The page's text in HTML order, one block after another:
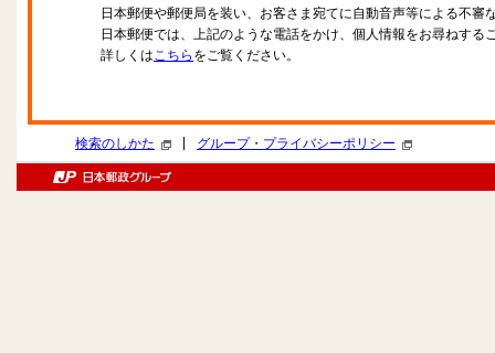
日本郵便や郵便局を装い、お客さま宛てに自動音声等による不審
日本郵便では、上記のような電話をかけ、個人情報をお尋ねする
詳しくはこちら をご覧ください。
検索のしかた グループ・プライバシーポリシー